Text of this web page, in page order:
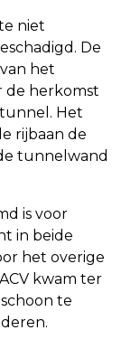
niet
De
het
de herkomst
Het
rijbaan de
tunnelwand
is voor
in beide
het overige
kwam ter
te